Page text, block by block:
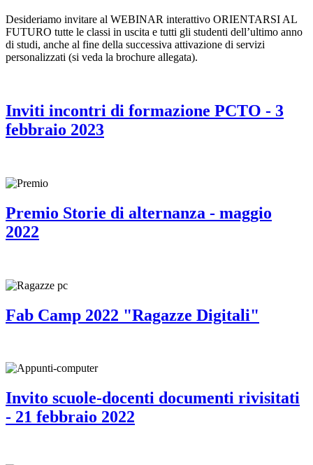
Desideriamo invitare al WEBINAR interattivo ORIENTARSI AL
FUTURO tutte le classi in uscita e tutti gli studenti dell’ultimo anno
di studi, anche al fine della successiva attivazione di servizi
personalizzati (si veda la brochure allegata).
Inviti incontri di formazione PCTO - 3
febbraio 2023
Premio Storie di alternanza - maggio
2022
Fab Camp 2022 "Ragazze Digitali"
Invito scuole-docenti documenti rivisitati
- 21 febbraio 2022